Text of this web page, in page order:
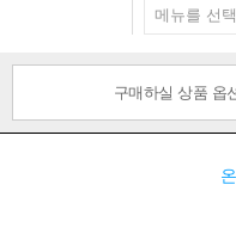
구매하실 상품 옵